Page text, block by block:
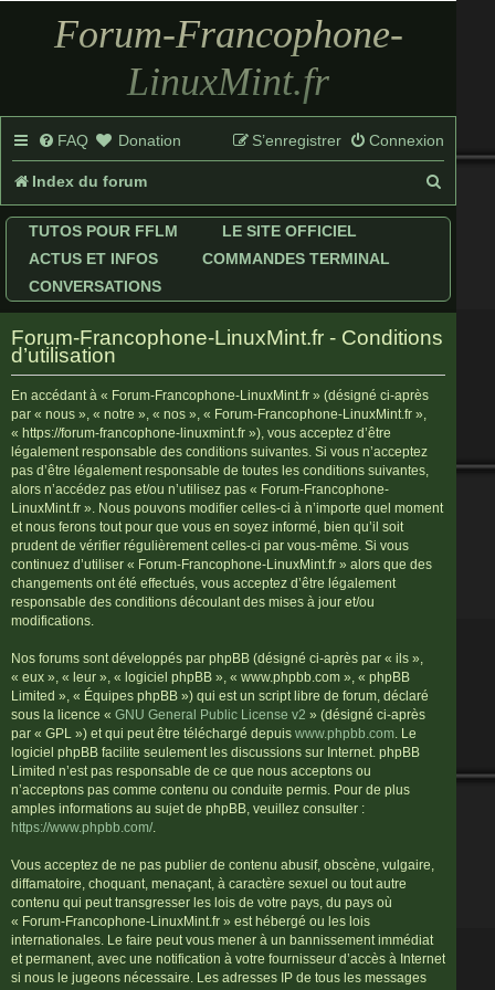
Forum-Francophone-
LinuxMint.fr
FAQ Donation Connexion
S’enregistrer
Index du forum
e
e
TUTOS POUR FFLM
LE SITE OFFICIEL
ACTUS ET INFOS
COMMANDES TERMINAL
CONVERSATIONS
Forum-Francophone-LinuxMint.fr - Conditions
d’utilisation
En accédant à « Forum-Francophone-LinuxMint.fr » (désigné ci-après
par « nous », « notre », « nos », « Forum-Francophone-LinuxMint.fr »,
« https://forum-francophone-linuxmint.fr »), vous acceptez d’être
légalement responsable des conditions suivantes. Si vous n’acceptez
pas d’être légalement responsable de toutes les conditions suivantes,
alors n’accédez pas et/ou n’utilisez pas « Forum-Francophone-
LinuxMint.fr ». Nous pouvons modifier celles-ci à n’importe quel moment
et nous ferons tout pour que vous en soyez informé, bien qu’il soit
prudent de vérifier régulièrement celles-ci par vous-même. Si vous
continuez d’utiliser « Forum-Francophone-LinuxMint.fr » alors que des
changements ont été effectués, vous acceptez d’être légalement
responsable des conditions découlant des mises à jour et/ou
modifications.
Nos forums sont développés par phpBB (désigné ci-après par « ils »,
« eux », « leur », « logiciel phpBB », « www.phpbb.com », « phpBB
Limited », « Équipes phpBB ») qui est un script libre de forum, déclaré
sous la licence « GNU General Public License v2 » (désigné ci-après
par « GPL ») et qui peut être téléchargé depuis www.phpbb.com . Le
logiciel phpBB facilite seulement les discussions sur Internet. phpBB
Limited n’est pas responsable de ce que nous acceptons ou
n’acceptons pas comme contenu ou conduite permis. Pour de plus
amples informations au sujet de phpBB, veuillez consulter :
https://www.phpbb.com/.
Vous acceptez de ne pas publier de contenu abusif, obscène, vulgaire,
diffamatoire, choquant, menaçant, à caractère sexuel ou tout autre
contenu qui peut transgresser les lois de votre pays, du pays où
« Forum-Francophone-LinuxMint.fr » est hébergé ou les lois
internationales. Le faire peut vous mener à un bannissement immédiat
et permanent, avec une notification à votre fournisseur d’accès à Internet
si nous le jugeons nécessaire. Les adresses IP de tous les messages